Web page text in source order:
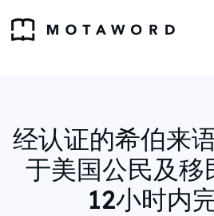
经认证的希伯来
于美国公民及移
12小时内完